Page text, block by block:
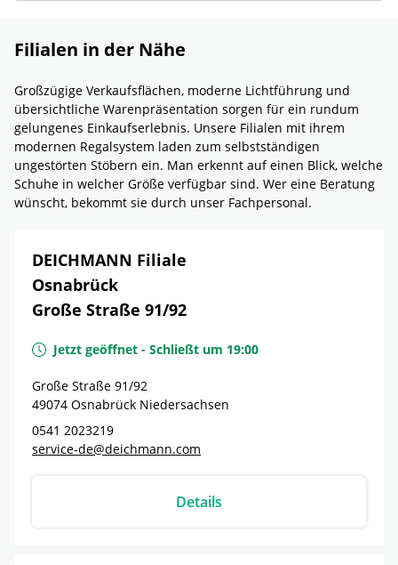
Filialen in der Nähe
Großzügige Verkaufsflächen, moderne Lichtführung und
übersichtliche Warenpräsentation sorgen für ein rundum
gelungenes Einkaufserlebnis. Unsere Filialen mit ihrem
modernen Regalsystem laden zum selbstständigen
ungestörten Stöbern ein. Man erkennt auf einen Blick, welche
Schuhe in welcher Größe verfügbar sind. Wer eine Beratung
wünscht, bekommt sie durch unser Fachpersonal.
DEICHMANN Filiale
Osnabrück
Große Straße 91/92
Jetzt geöffnet - Schließt um 19:00
Große Straße 91/92
49074 Osnabrück Niedersachsen
0541 2023219
service-de@deichmann.com
Details